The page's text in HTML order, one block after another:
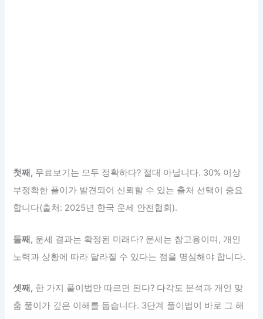
첫째, 무료보기는 모두 정확하다? 절대 아닙니다. 30% 이상
부정확한 풀이가 발견되어 신뢰할 수 있는 출처 선택이 중요
합니다(출처: 2025년 한국 운세 안전협회).
둘째, 운세 결과는 확정된 미래다? 운세는 참고용이며, 개인
노력과 상황에 따라 달라질 수 있다는 점을 명심해야 합니다.
셋째, 한 가지 풀이법만 따르면 된다? 다각도 분석과 개인 맞
춤 풀이가 깊은 이해를 돕습니다. 3단계 풀이법이 바로 그 해